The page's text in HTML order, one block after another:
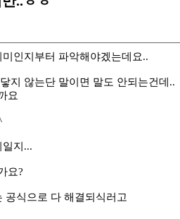
인지부터 파악해야겠는데요..
지 않는단 말이면 말도 안되는건데..
요
지...
요?
공식으로 다 해결되식러고